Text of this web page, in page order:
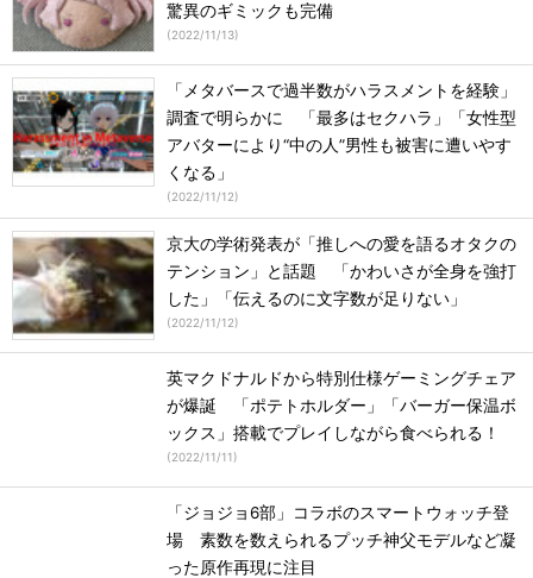
驚異のギミックも完備
(2022/11/13)
「メタバースで過半数がハラスメントを経験」
調査で明らかに 「最多はセクハラ」「女性型
アバターにより“中の人”男性も被害に遭いやす
くなる」
(2022/11/12)
京大の学術発表が「推しへの愛を語るオタクの
テンション」と話題 「かわいさが全身を強打
した」「伝えるのに文字数が足りない」
(2022/11/12)
英マクドナルドから特別仕様ゲーミングチェア
が爆誕 「ポテトホルダー」「バーガー保温ボ
ックス」搭載でプレイしながら食べられる！
(2022/11/11)
「ジョジョ6部」コラボのスマートウォッチ登
場 素数を数えられるプッチ神父モデルなど凝
った原作再現に注目